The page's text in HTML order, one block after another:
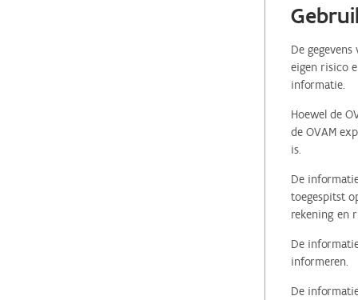
De
eigen risico
informatie.
Hoewel de
de OVAM
is.
De
toegespitst
rekening en
De
informeren.
De